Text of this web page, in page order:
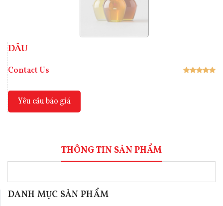
DÂU
Contact Us
Yêu cầu báo giá
THÔNG TIN SẢN PHẨM
DANH MỤC SẢN PHẨM